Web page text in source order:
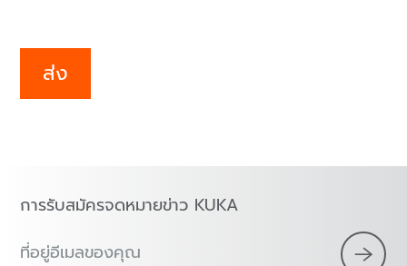
ส่ง
การรับสมัครจดหมายข่าว KUKA
ที่อยู่อีเมลของคุณ